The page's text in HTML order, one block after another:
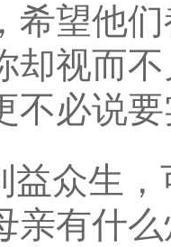
希望他
却视而
不必说
益众生
亲有什